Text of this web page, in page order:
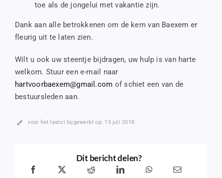
toe als de jongelui met vakantie zijn.
Dank aan alle betrokkenen om de kern van Baexem er
fleurig uit te laten zien.
Wilt u ook uw steentje bijdragen, uw hulp is van harte
welkom. Stuur een e-mail naar
hartvoorbaexem@gmail.com of schiet een van de
bestuursleden aan.
voor het laatst bijgewerkt op: 15 juli 2018
Dit bericht delen?